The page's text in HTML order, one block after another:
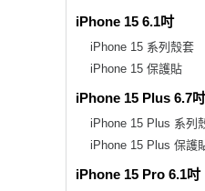
iPhone 15 6.1吋
iPhone 15 系列殼套
iPhone 15 保護貼
iPhone 15 Plus 6.7吋
iPhone 15 Plus 系列
iPhone 15 Plus 保護
iPhone 15 Pro 6.1吋